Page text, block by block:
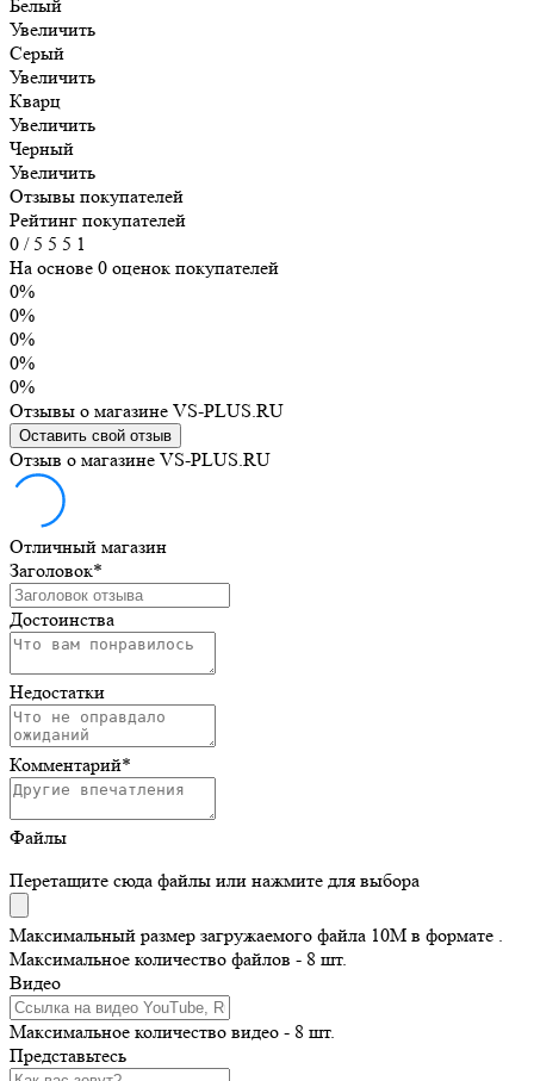
Белый
Увеличить
Серый
Увеличить
Кварц
Увеличить
Черный
Увеличить
Отзывы покупателей
Рейтинг покупателей
0 /5 5 5 1
На основе 0 оценок покупателей
0%
0%
0%
0%
0%
Отзывы о магазине VS-PLUS.RU
Оставить свой отзыв
Отзыв о магазине VS-PLUS.RU
Отличный магазин
Заголовок*
Достоинства
Недостатки
Комментарий*
Файлы
Перетащите сюда файлы или нажмите для выбора
Максимальный размер загружаемого файла 10M в формате .
Максимальное количество файлов - 8 шт.
Видео
Максимальное количество видео - 8 шт.
Представьтесь